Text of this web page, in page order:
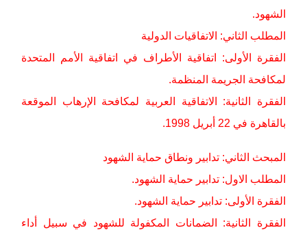
الشهود.
المطلب الثاني: الاتفاقيات الدولية
الفقرة الأولى: اتفاقية الأطراف في اتفاقية الأمم المتحدة
لمكافحة الجريمة المنظمة.
الفقرة الثانية: الاتفاقية العربية لمكافحة الإرهاب الموقعة
بالقاهرة في 22 أبريل 1998.
المبحث الثاني: تدابير ونطاق حماية الشهود
المطلب الاول: تدابير حماية الشهود.
الفقرة الأولى: تدابير حماية الشهود.
الفقرة الثانية: الضمانات المكفولة للشهود في سبيل أداء